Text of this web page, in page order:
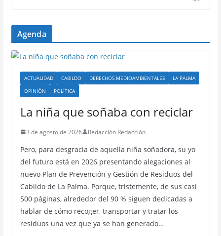
Agenda
ACTUALIDAD CABILDO DERECHOS MEDIOAMBIENTALES
LA PALMA
OPINIÓN
POLÍTICA
La niña que soñaba con reciclar
3 de agosto de 2026 Redacción Redacción
Pero, para desgracia de aquella niña soñadora, su yo
del futuro está en 2026 presentando alegaciones al
nuevo Plan de Prevención y Gestión de Residuos del
Cabildo de La Palma. Porque, tristemente, de sus casi
500 páginas, alrededor del 90 % siguen dedicadas a
hablar de cómo recoger, transportar y tratar los
residuos una vez que ya se han generado…